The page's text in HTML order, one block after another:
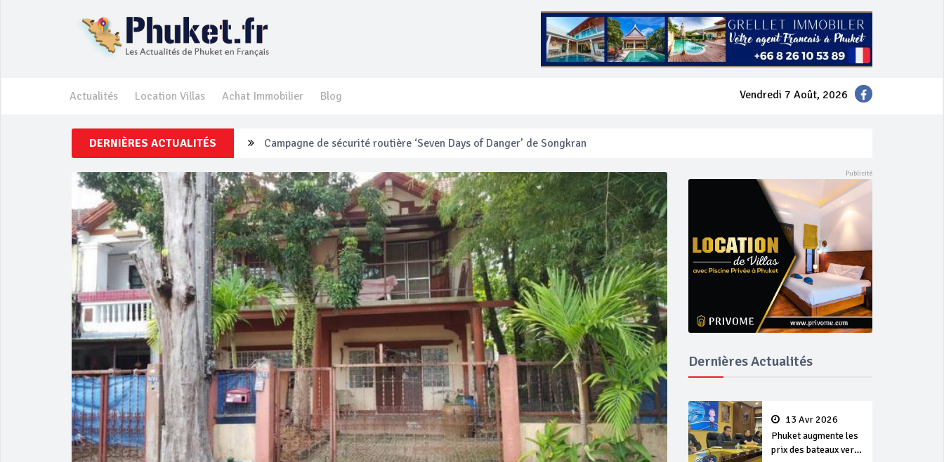
Actualités Location Villas Achat Immobilier Blog Vendredi 7 Août, 2026
DERNIÈRES ACTUALITÉS Un touriste français blessé en se faisant arracher son collier en or
Phuket Peranakan Festival
‘Phuket Eye’ assurera la sécurité pendant Songkran
Phuket augmente les prix des bateaux vers Koh Phi Phi et des excursions en mer
Campagne de sécurité routière ‘Seven Days of Danger’ de Songkran
Dernières Actualités
13 Avr 2026
Phuket augmente les
prix des bateaux vers